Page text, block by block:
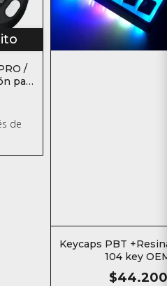
/
para
de
Keycaps PBT
104 key
$44.200